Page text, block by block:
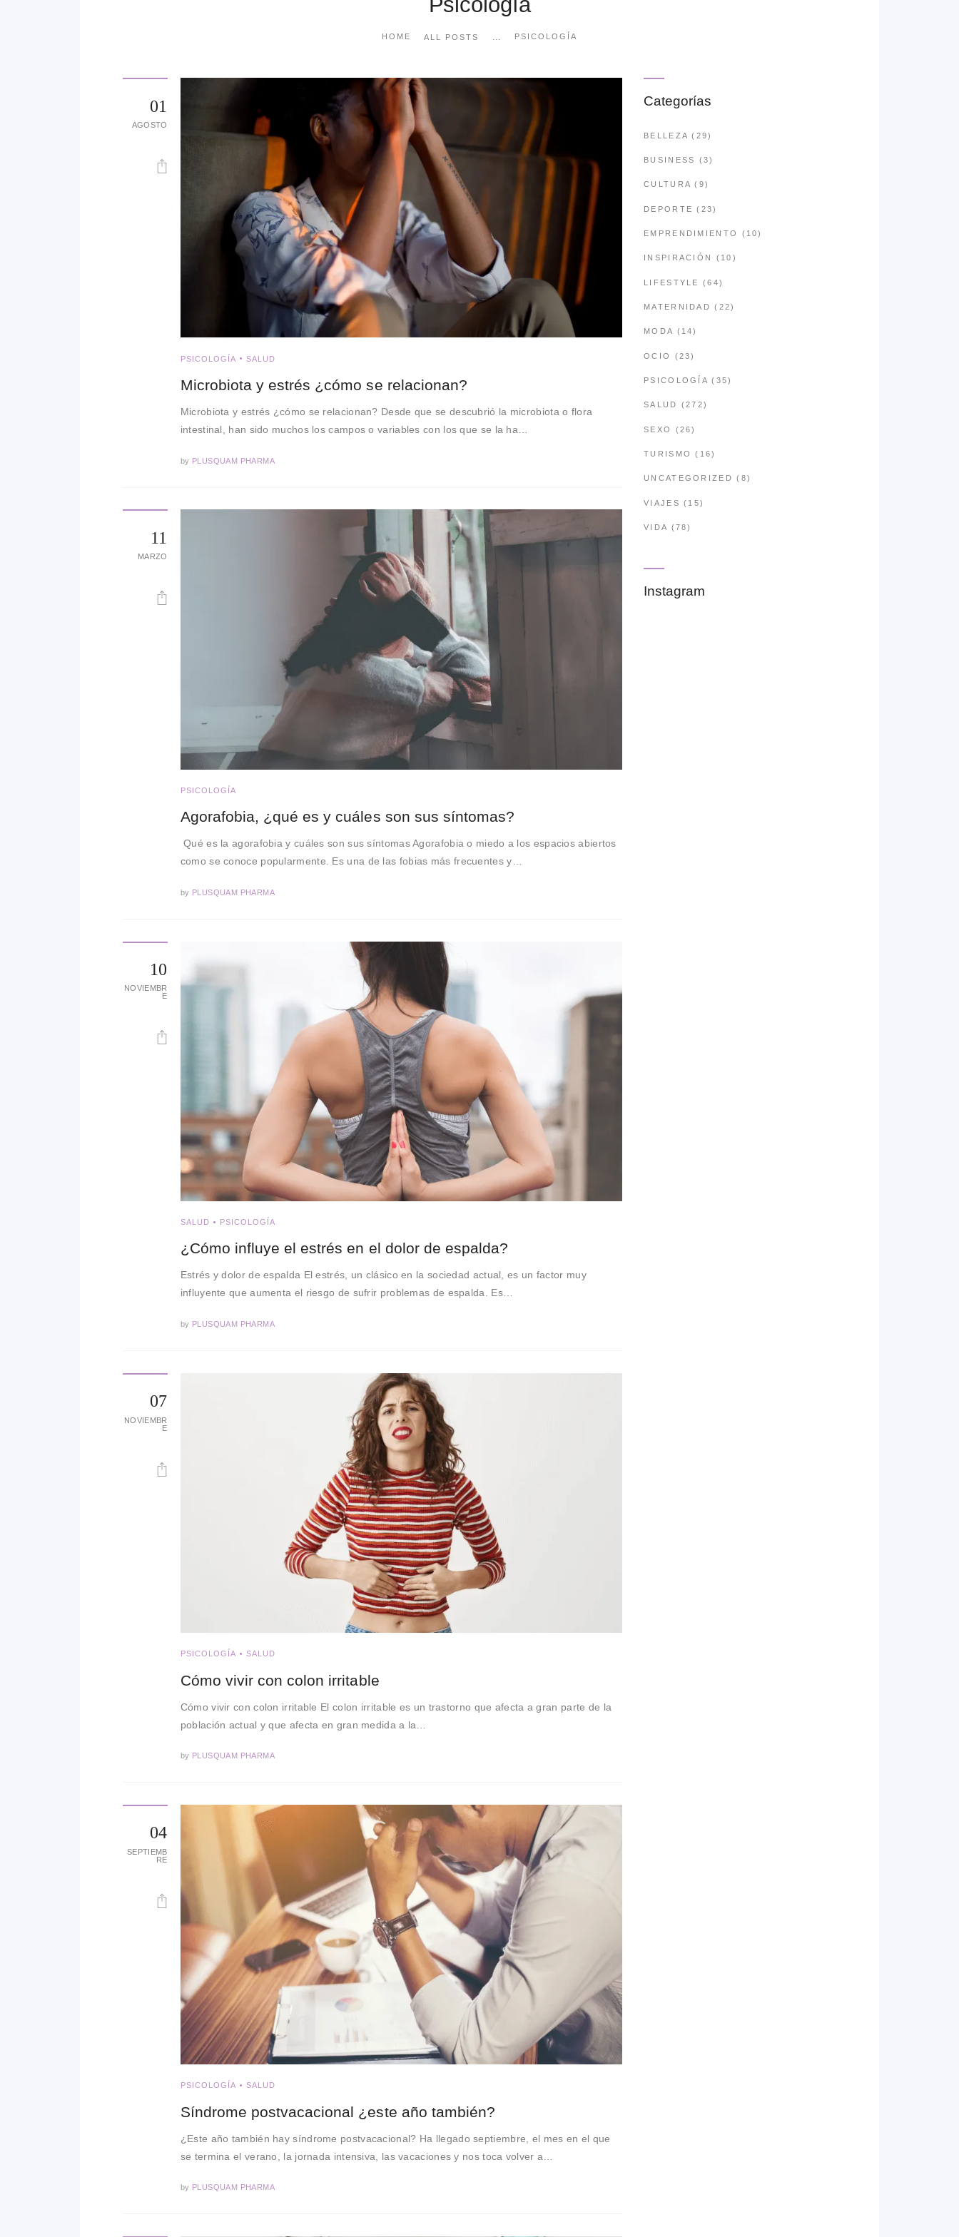
HOME ALL POSTS ... PSICOLOGÍA
01
AGOSTO
PSICOLOGÍA SALUD
Microbiota y estrés ¿cómo se relacionan?
Microbiota y estrés ¿cómo se relacionan? Desde que se descubrió la microbiota o flora
intestinal, han sido muchos los campos o variables con los que se la ha…
by PLUSQUAM PHARMA
11
MARZO
PSICOLOGÍA
Agorafobia, ¿qué es y cuáles son sus síntomas?
Qué es la agorafobia y cuáles son sus síntomas Agorafobia o miedo a los espacios abiertos
como se conoce popularmente. Es una de las fobias más frecuentes y…
by PLUSQUAM PHARMA
10
NOVIEMBR
E
SALUD PSICOLOGÍA
¿Cómo influye el estrés en el dolor de espalda?
Estrés y dolor de espalda El estrés, un clásico en la sociedad actual, es un factor muy
influyente que aumenta el riesgo de sufrir problemas de espalda. Es…
by PLUSQUAM PHARMA
07
NOVIEMBR
E
PSICOLOGÍA SALUD
Cómo vivir con colon irritable
Cómo vivir con colon irritable El colon irritable es un trastorno que afecta a gran parte de la
población actual y que afecta en gran medida a la…
by PLUSQUAM PHARMA
04
SEPTIEMB
RE
PSICOLOGÍA SALUD
Síndrome postvacacional ¿este año también?
¿Este año también hay síndrome postvacacional? Ha llegado septiembre, el mes en el que
se termina el verano, la jornada intensiva, las vacaciones y nos toca volver a…
by PLUSQUAM PHARMA
Categorías
BELLEZA (29)
BUSINESS (3)
CULTURA (9)
DEPORTE (23)
EMPRENDIMIENTO (10)
INSPIRACIÓN (10)
LIFESTYLE (64)
MATERNIDAD (22)
MODA (14)
OCIO (23)
PSICOLOGÍA (35)
SALUD (272)
SEXO (26)
TURISMO (16)
UNCATEGORIZED (8)
VIAJES (15)
VIDA (78)
Instagram